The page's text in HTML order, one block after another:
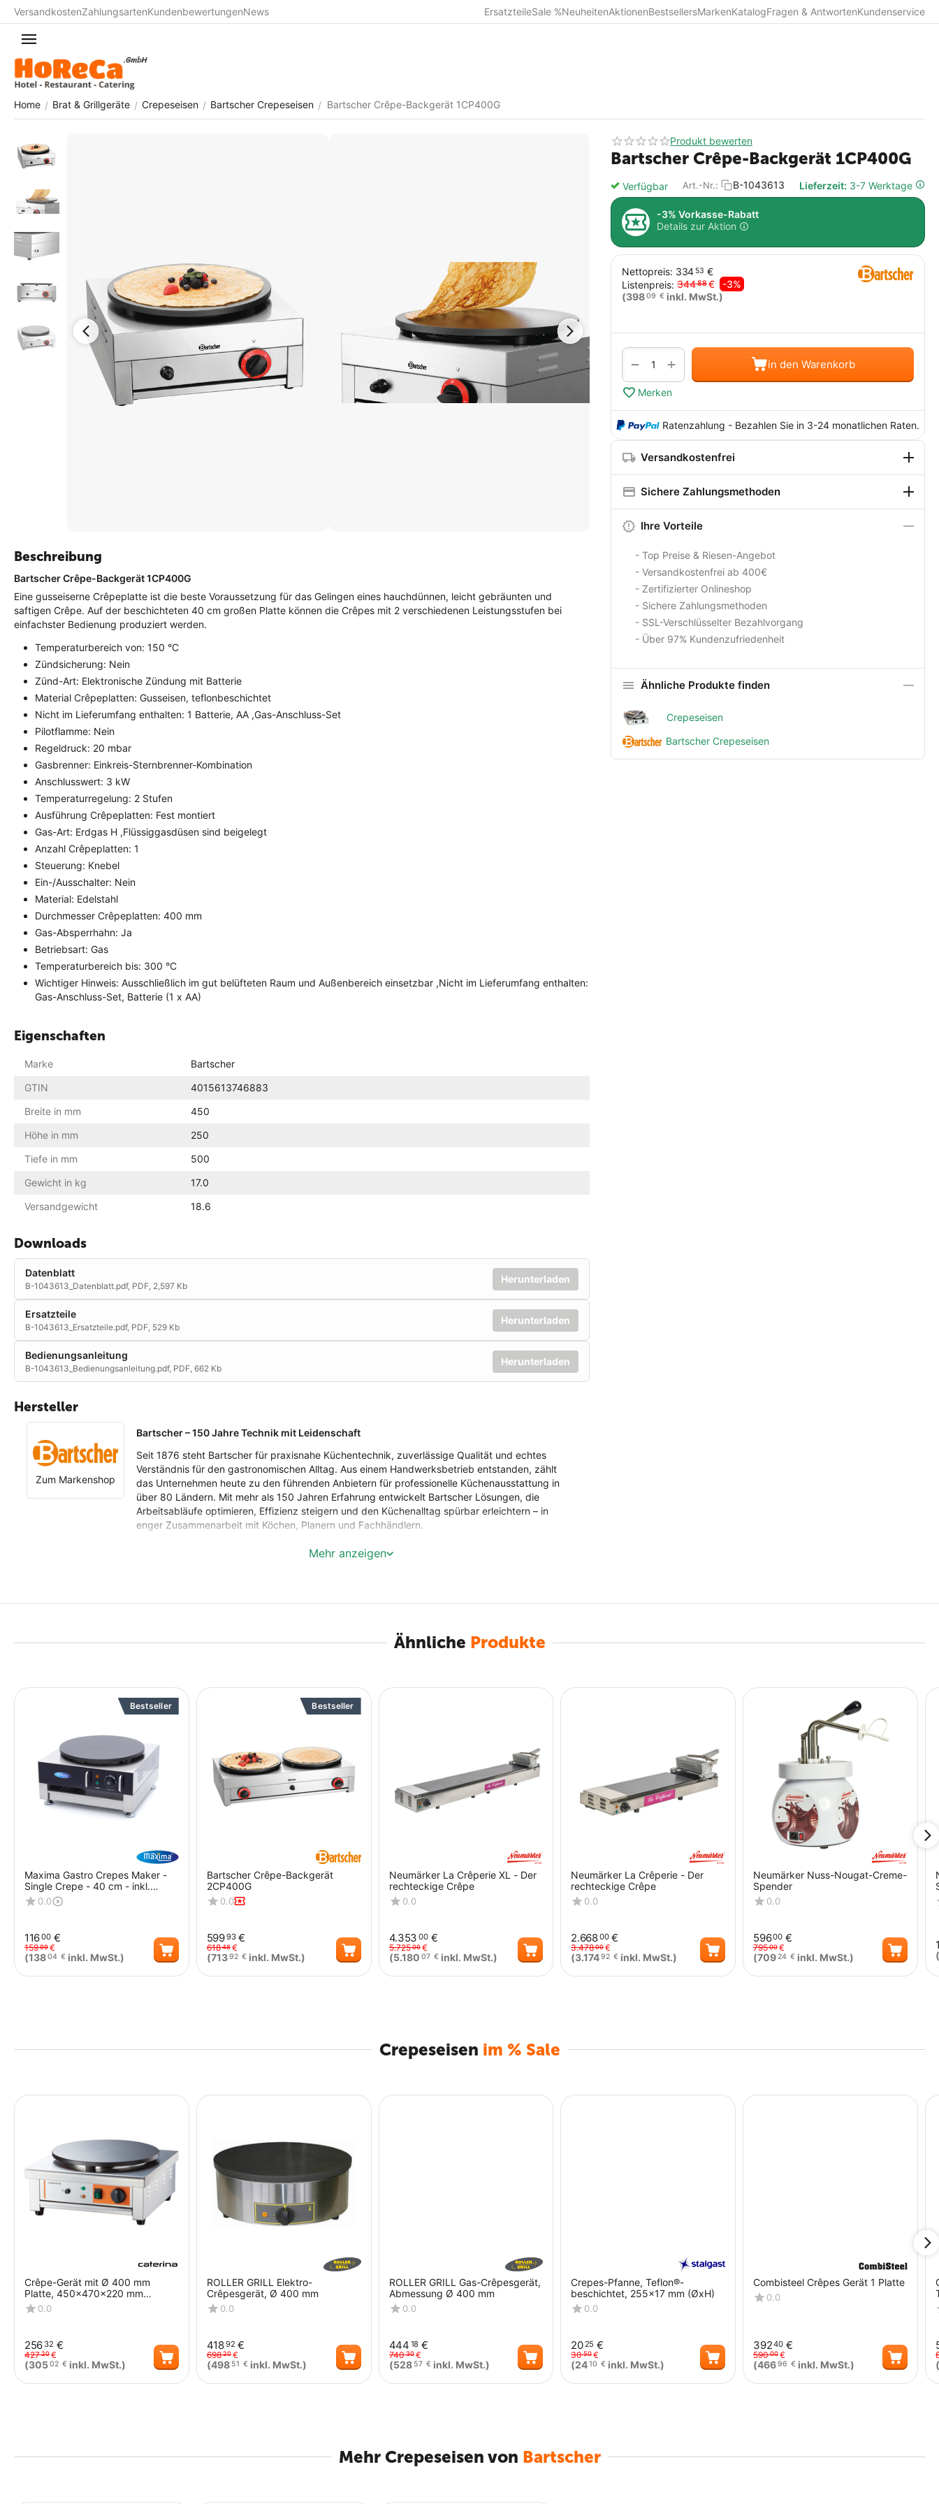
VersandkostenZahlungsartenKundenbewertungenNews ErsatzteileSale %NeuheitenAktionenBestsellersMarkenKatalogFragen & AntwortenKundenservice
Home / Brat & Grillgeräte / Crepeseisen / Bartscher Crepeseisen / Bartscher Crêpe-Backgerät 1CP400G
Produkt bewerten
Bartscher Crêpe-Backgerät 1CP400G
Verfügbar Art.-Nr.: B-1043613 Lieferzeit: 3-7 Werktage
-3% Vorkasse-Rabatt
Details zur Aktion
Nettopreis: 334 53 €
Listenpreis: 34488€
-3%
(39809 € inkl. MwSt.)
Menge
+
− in den Warenkorb
Merken
Ratenzahlung - Bezahlen Sie in 3-24 monatlichen Raten.
Versandkostenfrei
Sichere Zahlungsmethoden
Ihre Vorteile
- Top Preise & Riesen-Angebot
- Versandkostenfrei ab 400€
- Zertifizierter Onlineshop
- Sichere Zahlungsmethoden
- SSL-Verschlüsselter Bezahlvorgang
- Über 97% Kundenzufriedenheit
Ähnliche Produkte finden
Crepeseisen
Bartscher Crepeseisen
Beschreibung
Bartscher Crêpe-Backgerät 1CP400G
Eine gusseiserne Crêpeplatte ist die beste Voraussetzung für das Gelingen eines hauchdünnen, leicht gebräunten und
saftigen Crêpe. Auf der beschichteten 40 cm großen Platte können die Crêpes mit 2 verschiedenen Leistungsstufen bei
einfachster Bedienung produziert werden.
Temperaturbereich von: 150 °C
Zündsicherung: Nein
Zünd-Art: Elektronische Zündung mit Batterie
Material Crêpeplatten: Gusseisen, teflonbeschichtet
Nicht im Lieferumfang enthalten: 1 Batterie, AA ,Gas-Anschluss-Set
Pilotflamme: Nein
Regeldruck: 20 mbar
Gasbrenner: Einkreis-Sternbrenner-Kombination
Anschlusswert: 3 kW
Temperaturregelung: 2 Stufen
Ausführung Crêpeplatten: Fest montiert
Gas-Art: Erdgas H ,Flüssiggasdüsen sind beigelegt
Anzahl Crêpeplatten: 1
Steuerung: Knebel
Ein-/Ausschalter: Nein
Material: Edelstahl
Durchmesser Crêpeplatten: 400 mm
Gas-Absperrhahn: Ja
Betriebsart: Gas
Temperaturbereich bis: 300 °C
Wichtiger Hinweis: Ausschließlich im gut belüfteten Raum und Außenbereich einsetzbar ,Nicht im Lieferumfang enthalten:
Gas-Anschluss-Set, Batterie (1 x AA)
Eigenschaften
Marke
Bartscher
GTIN
4015613746883
Breite in mm
450
Höhe in mm
250
Tiefe in mm
500
Gewicht in kg
17.0
Versandgewicht
18.6
Downloads
Datenblatt
B-1043613_Datenblatt.pdf, PDF, 2,597 Kb
Herunterladen
Ersatzteile
B-1043613_Ersatzteile.pdf, PDF, 529 Kb
Herunterladen
Bedienungsanleitung
B-1043613_Bedienungsanleitung.pdf, PDF, 662 Kb
Herunterladen
Hersteller
Zum Markenshop
Bartscher – 150 Jahre Technik mit Leidenschaft
Seit 1876 steht Bartscher für praxisnahe Küchentechnik, zuverlässige Qualität und echtes
Verständnis für den gastronomischen Alltag. Aus einem Handwerksbetrieb entstanden, zählt
das Unternehmen heute zu den führenden Anbietern für professionelle Küchenausstattung in
über 80 Ländern. Mit mehr als 150 Jahren Erfahrung entwickelt Bartscher Lösungen, die
Arbeitsabläufe optimieren, Effizienz steigern und den Küchenalltag spürbar erleichtern – in
enger Zusammenarbeit mit Köchen, Planern und Fachhändlern.
Bartscher Geräte stehen für Langlebigkeit, einfache Handhabung und hohe Effizienz.
Service & Verlässlichkeit
Ein dichtes Servicenetz, schnelle Ersatzteilversorgung und ein zuverlässiger Kundendienst
Ausgezeichnete Marke
Mehrfach prämiert, unter anderem mit dem Plus X Award als „Beste Marke des Jahres 2026“
und 2025, steht Bartscher für Qualität, Innovation und Kundenzufriedenheit. Auch
unabhängige Institute bestätigen regelmäßig die hohe Leistungsfähigkeit der Produkte.
Mehr anzeigen
Ähnliche Produkte
Bestseller
Maxima Gastro Crepes Maker -
Single Crepe - 40 cm - inkl.
Teigverteiler
0.0
11600 €
15999€
(13804 € inkl. MwSt.)
Bestseller
Bartscher Crêpe-Backgerät
2CP400G
0.0
59993 €
61848 €
(71392 €inkl. MwSt.)
Neumärker La Crêperie XL - Der
rechteckige Crêpe
0.0
4.353 00 €
5.72500 €
(5.180 07 €inkl. MwSt.)
Neumärker La Crêperie - Der
rechteckige Crêpe
0.0
2.66800 €
3.47800 €
(3.17492 € inkl. MwSt.)
Neumärker Nuss-Nougat-Creme-
Spender
0.0
59600 €
79500€
(70924 € inkl. MwSt.)
(
Crepeseisen im % Sale
Crêpe-Gerät mit Ø 400 mm
Platte, 450x470x220 mm
(BxTxH), 3 kW 230 V
0.0
256 32 €
42720€
(30502 € inkl. MwSt.)
ROLLER GRILL Elektro-
Crêpesgerät, Ø 400 mm
0.0
41892 €
69820 €
(498 51 €inkl. MwSt.)
ROLLER GRILL Gas-Crêpesgerät,
Abmessung Ø 400 mm
0.0
444 18 €
74030 €
(528 57 €inkl. MwSt.)
Crepes-Pfanne, Teflon®-
beschichtet, 255x17 mm (ØxH)
0.0
2025 €
3050 €
(2410 € inkl. MwSt.)
Combisteel Crêpes Gerät 1 Platte
0.0
39240 €
59000€
(46696 € inkl. MwSt.)
(
Mehr Crepeseisen von Bartscher